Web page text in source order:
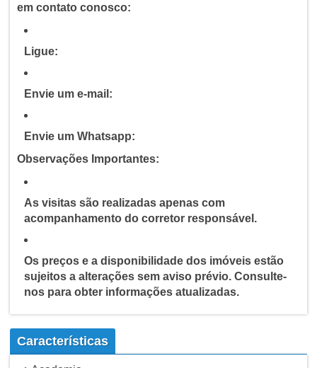
em contato conosco:
Ligue:
Envie um e-mail:
Envie um Whatsapp:
Observações Importantes:
As visitas são realizadas apenas com
acompanhamento do corretor responsável.
Os preços e a disponibilidade dos imóveis estão
sujeitos a alterações sem aviso prévio. Consulte-
nos para obter informações atualizadas.
Características